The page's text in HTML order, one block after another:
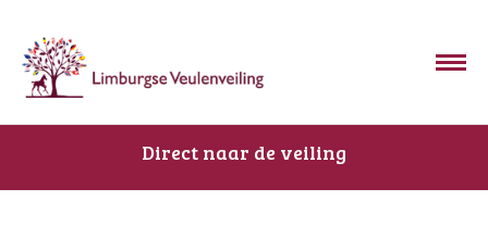
Direct naar de veiling